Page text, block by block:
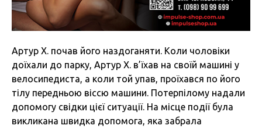
Артур Х. почав його наздоганяти. Коли чоловіки
доїхали до парку, Артур Х. в’їхав на своїй машині у
велосипедиста, а коли той упав, проїхався по його
тілу передньою віссю машини. Потерпілому надали
допомогу свідки цієї ситуації. На місце події була
викликана швидка допомога, яка забрала